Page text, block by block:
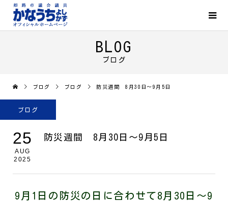
BLOG
ブログ
ブログ ブログ 防災週間 8月30日～9月5日
ブログ
25
AUG
2025
防災週間 8月30日～9月5日
9月1日の防災の日に合わせて8月30日～9